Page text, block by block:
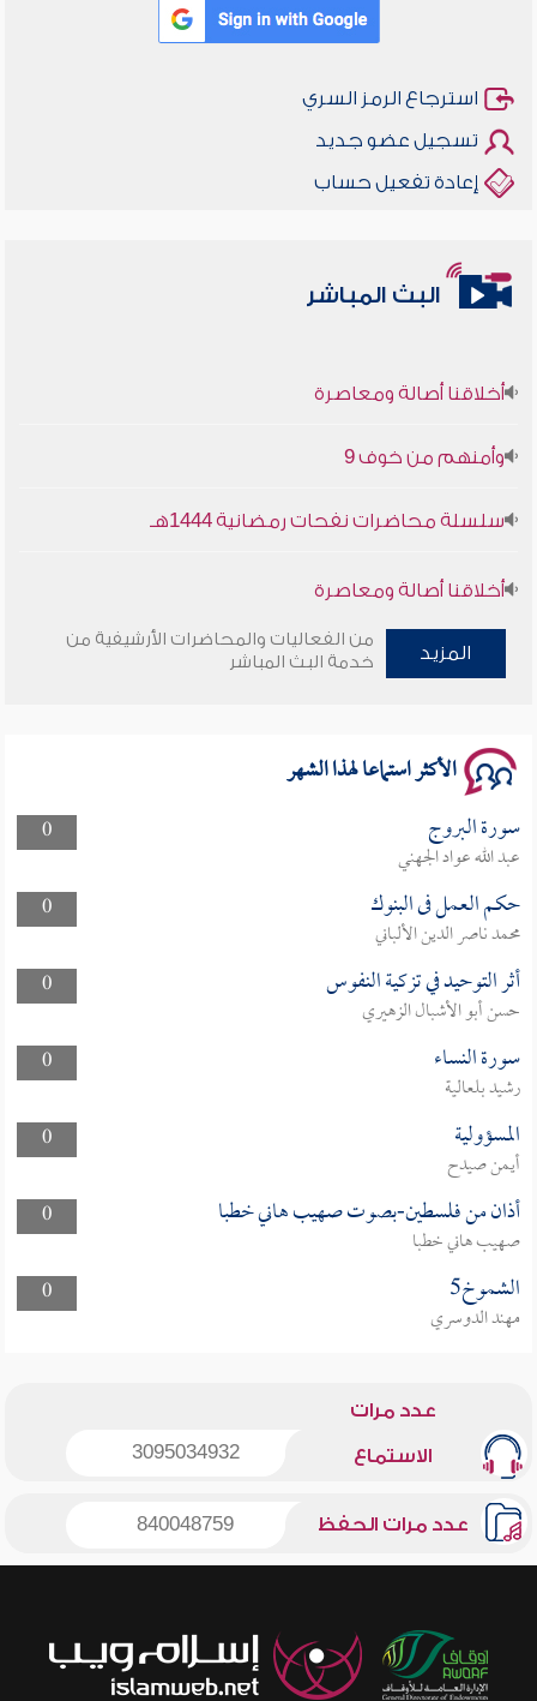
استرجاع الرمز السري
تسجيل عضو جديد
إعادة تفعيل حساب
البث المباشر
أخلاقنا أصالة ومعاصرة
وأمنهم من خوف 9
سلسلة محاضرات نفحات رمضانية 1444هـ
أخلاقنا أصالة ومعاصرة
وأمنهم من خوف 9
المزيد
من الفعاليات والمحاضرات الأرشيفية من
خدمة البث المباشر
الأكثر استماعا لهذا الشهر
0 سورة البروج
عبد الله عواد الجهني
0
حكم العمل فى البنوك
محمد ناصر الدين الألباني
0
أثر التوحيد في تزكية النفوس
حسن أبو الأشبال الزهيري
0
سورة النساء
رشيد بلعالية
0
المسؤولية
أيمن صيدح
0
أذان من فلسطين-بصوت صهيب هاني خطبا
صهيب هاني خطبا
0
الشموخ5
مهند الدوسري
عدد مرات
الاستماع 3095034932
عدد مرات الحفظ 840048759